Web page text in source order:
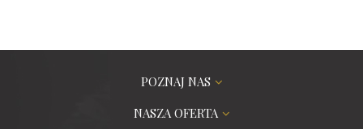
POZNAJ NAS
NASZA OFERTA